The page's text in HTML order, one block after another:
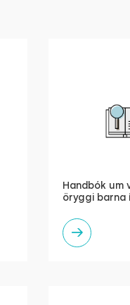
Handbók um
öryggi barna